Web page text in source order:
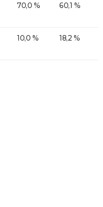
70,0 % 60,1 %
10,0 % 18,2 %